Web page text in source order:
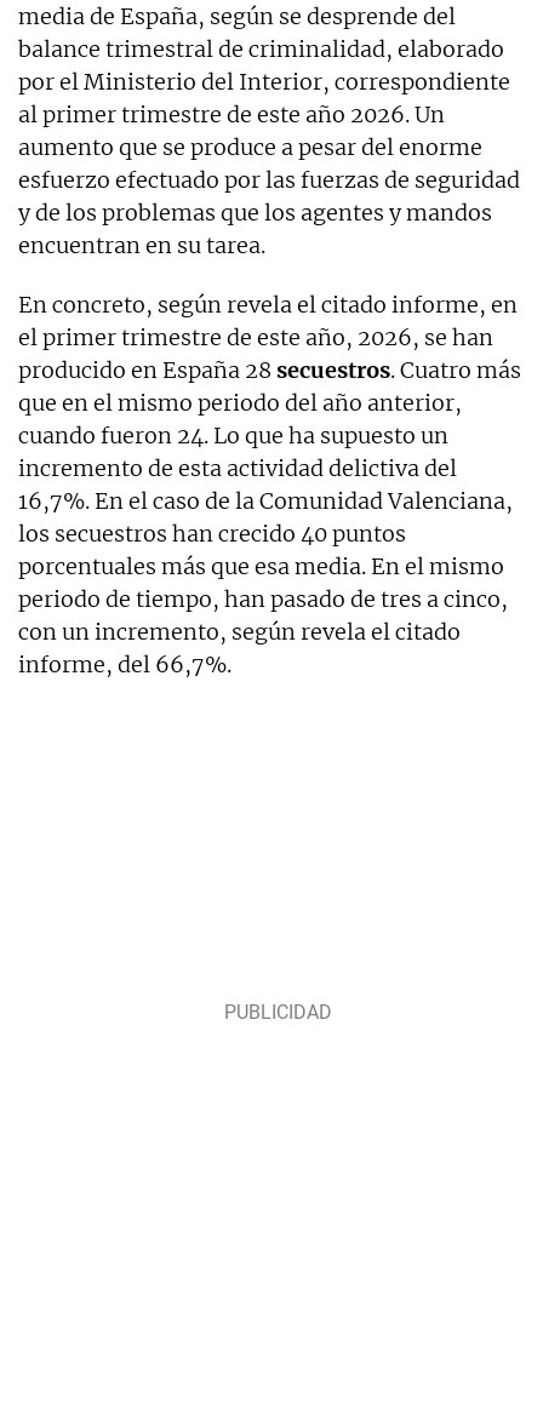
media de España, según se desprende del
balance trimestral de criminalidad, elaborado
por el Ministerio del Interior, correspondiente
al primer trimestre de este año 2026. Un
aumento que se produce a pesar del enorme
esfuerzo efectuado por las fuerzas de seguridad
y de los problemas que los agentes y mandos
encuentran en su tarea.
En concreto, según revela el citado informe, en
el primer trimestre de este año, 2026, se han
producido en España 28 secuestros. Cuatro más
que en el mismo periodo del año anterior,
cuando fueron 24. Lo que ha supuesto un
incremento de esta actividad delictiva del
16,7%. En el caso de la Comunidad Valenciana,
los secuestros han crecido 40 puntos
porcentuales más que esa media. En el mismo
periodo de tiempo, han pasado de tres a cinco,
con un incremento, según revela el citado
informe, del 66,7%.